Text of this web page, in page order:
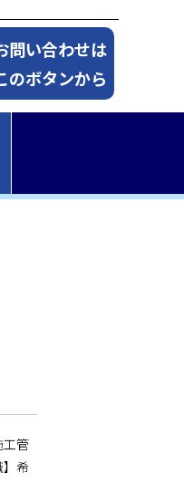
問い合わせは
のボタンから
工管
】希